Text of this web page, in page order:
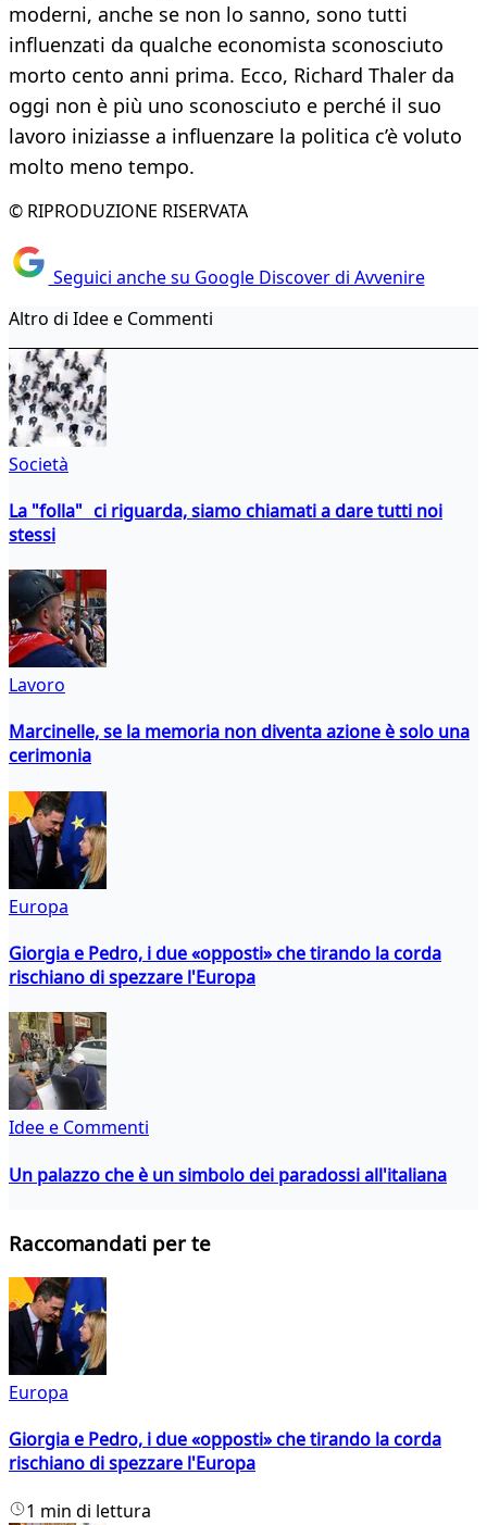
moderni, anche se non lo sanno, sono tutti
influenzati da qualche economista sconosciuto
morto cento anni prima. Ecco, Richard Thaler da
oggi non è più uno sconosciuto e perché il suo
lavoro iniziasse a influenzare la politica c’è voluto
molto meno tempo.
© RIPRODUZIONE RISERVATA
Seguici anche su Google Discover di Avvenire
Altro di Idee e Commenti
Società
La "folla" ci riguarda, siamo chiamati a dare tutti noi
stessi
Lavoro
Marcinelle, se la memoria non diventa azione è solo una
cerimonia
Europa
Giorgia e Pedro, i due «opposti» che tirando la corda
rischiano di spezzare l'Europa
Idee e Commenti
Un palazzo che è un simbolo dei paradossi all'italiana
Raccomandati per te
Europa
Giorgia e Pedro, i due «opposti» che tirando la corda
rischiano di spezzare l'Europa
1 min di lettura